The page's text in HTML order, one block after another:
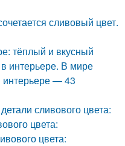
сливовый цвет.
тёплый и вкусный
интерьере. В мире
интерьере — 43
сливового цвета:
цвета:
цвета: